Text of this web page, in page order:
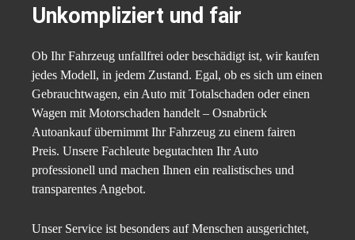
Unkompliziert und fair
Ob Ihr Fahrzeug unfallfrei oder beschädigt ist, wir kaufen
jedes Modell, in jedem Zustand. Egal, ob es sich um einen
Gebrauchtwagen, ein Auto mit Totalschaden oder einen
Wagen mit Motorschaden handelt – Osnabrück
Autoankauf übernimmt Ihr Fahrzeug zu einem fairen
Preis. Unsere Fachleute begutachten Ihr Auto
professionell und machen Ihnen ein realistisches und
transparentes Angebot.
Unser Service ist besonders auf Menschen ausgerichtet,